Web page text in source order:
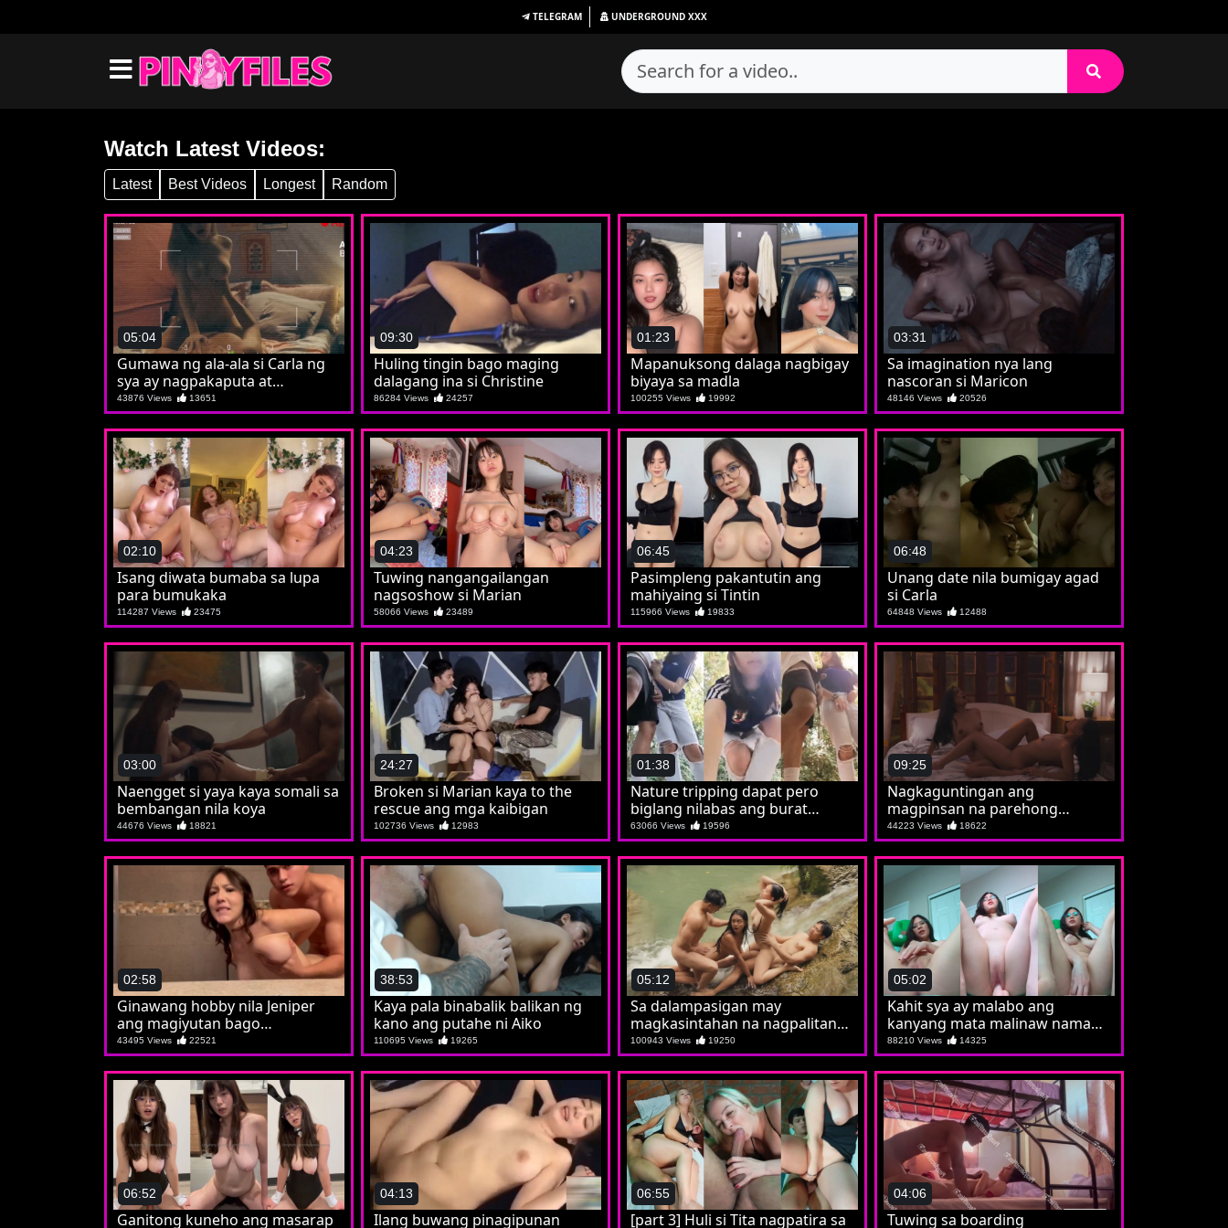
TELEGRAM UNDERGROUND XXX
Watch Latest Videos:
Latest Best Videos Longest Random
05:04
Gumawa ng ala-ala si Carla ng
sya ay nagpakaputa at
pumatong sa batuta
43876 Views 13651
09:30
Huling tingin bago maging
dalagang ina si Christine
86284 Views 24257
01:23
Mapanuksong dalaga nagbigay
biyaya sa madla
100255 Views 19992
03:31
Sa imagination nya lang
nascoran si Maricon
48146 Views 20526
02:10
Isang diwata bumaba sa lupa
para bumukaka
114287 Views 23475
04:23
Tuwing nangangailangan
nagsoshow si Marian
58066 Views 23489
06:45
Pasimpleng pakantutin ang
mahiyaing si Tintin
115966 Views 19833
06:48
Unang date nila bumigay agad
si Carla
64848 Views 12488
03:00
Naengget si yaya kaya somali sa
bembangan nila koya
44676 Views 18821
24:27
Broken si Marian kaya to the
rescue ang mga kaibigan
102736 Views 12983
01:38
Nature tripping dapat pero
biglang nilabas ang burat
napasubo tuloy si Kat
63066 Views 19596
09:25
Nagkaguntingan ang
magpinsan na parehong
iniwanan
44223 Views 18622
02:58
Ginawang hobby nila Jeniper
ang magiyutan bago
magshower
43495 Views 22521
38:53
Kaya pala binabalik balikan ng
kano ang putahe ni Aiko
110695 Views 19265
05:12
Sa dalampasigan may
magkasintahan na nagpalitan
sa iyutan
100943 Views 19250
05:02
Kahit sya ay malabo ang
kanyang mata malinaw naman
sayo na sya ay isang puta
88210 Views 14325
06:52
Ganitong kuneho ang masarap
04:13
Ilang buwang pinagipunan
06:55
[part 3] Huli si Tita nagpatira sa
04:06
Tuwing sa boarding